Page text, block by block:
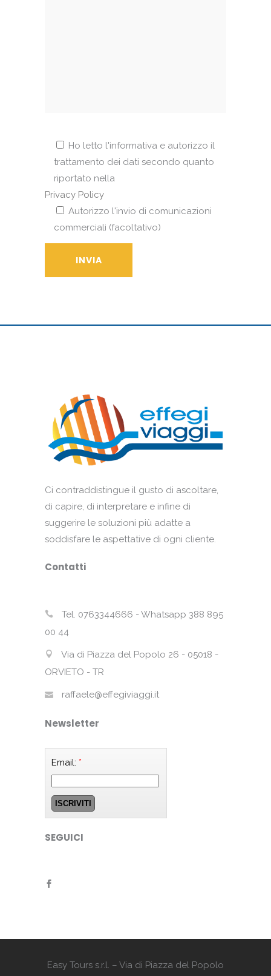
Ho letto l'informativa e autorizzo il
trattamento dei dati secondo quanto
riportato nella
Privacy Policy
Autorizzo l'invio di comunicazioni
commerciali (facoltativo)
Ci contraddistingue il gusto di ascoltare,
di capire, di interpretare e infine di
suggerire le soluzioni più adatte a
soddisfare le aspettative di ogni cliente.
Contatti
Tel. 0763344666 - Whatsapp 388 895
00 44
Via di Piazza del Popolo 26 - 05018 -
ORVIETO - TR
raffaele@effegiviaggi.it
Newsletter
Email: *
SEGUICI
Easy Tours s.r.l. – Via di Piazza del Popolo